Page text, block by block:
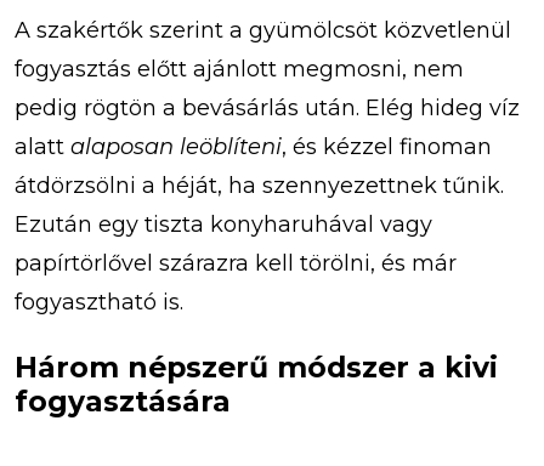
A szakértők szerint a gyümölcsöt közvetlenül
fogyasztás előtt ajánlott megmosni, nem
pedig rögtön a bevásárlás után. Elég hideg víz
alatt alaposan leöblíteni, és kézzel finoman
átdörzsölni a héját, ha szennyezettnek tűnik.
Ezután egy tiszta konyharuhával vagy
papírtörlővel szárazra kell törölni, és már
fogyasztható is.
Három népszerű módszer a kivi
fogyasztására